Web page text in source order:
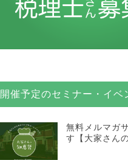
開催予定のセミナー・イベ
無料メルマガ
す【大家さん